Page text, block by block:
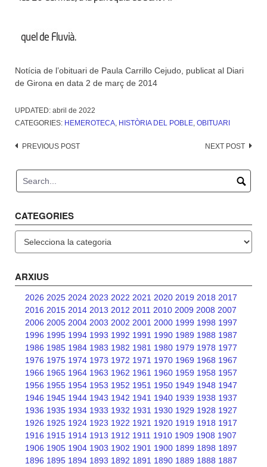
Notícia de l’obituari de Paula Carrillo Cejudo, publicat al Diari
de Girona en data 2 de març de 2014
UPDATED: abril de 2022
CATEGORIES: HEMEROTECA, HISTÒRIA DEL POBLE, OBITUARI
Post
PREVIOUS POST NEXT POST
CATEGORIES
ARXIUS
2026 2025 2024 2023 2022 2021 2020 2019 2018 2017
2016 2015 2014 2013 2012 2011 2010 2009 2008 2007
2006 2005 2004 2003 2002 2001 2000 1999 1998 1997
1996 1995 1994 1993 1992 1991 1990 1989 1988 1987
1986 1985 1984 1983 1982 1981 1980 1979 1978 1977
1976 1975 1974 1973 1972 1971 1970 1969 1968 1967
1966 1965 1964 1963 1962 1961 1960 1959 1958 1957
1956 1955 1954 1953 1952 1951 1950 1949 1948 1947
1946 1945 1944 1943 1942 1941 1940 1939 1938 1937
1936 1935 1934 1933 1932 1931 1930 1929 1928 1927
1926 1925 1924 1923 1922 1921 1920 1919 1918 1917
1916 1915 1914 1913 1912 1911 1910 1909 1908 1907
1906 1905 1904 1903 1902 1901 1900 1899 1898 1897
1896 1895 1894 1893 1892 1891 1890 1889 1888 1887